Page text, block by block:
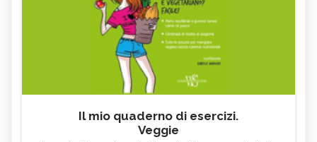
Il mio quaderno di esercizi.
Veggie